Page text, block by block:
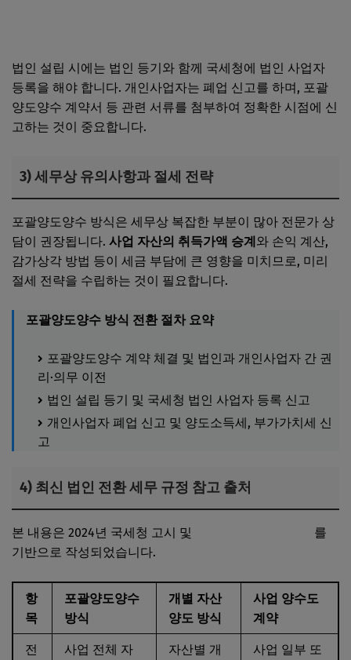
법인 설립 시에는 법인 등기와 함께 국세청에 법인 사업자
등록을 해야 합니다. 개인사업자는 폐업 신고를 하며, 포괄
양도양수 계약서 등 관련 서류를 첨부하여 정확한 시점에 신
고하는 것이 중요합니다.
3) 세무상 유의사항과 절세 전략
포괄양도양수 방식은 세무상 복잡한 부분이 많아 전문가 상
담이 권장됩니다. 사업 자산의 취득가액 승계와 손익 계산,
감가상각 방법 등이 세금 부담에 큰 영향을 미치므로, 미리
절세 전략을 수립하는 것이 필요합니다.
포괄양도양수 방식 전환 절차 요약
포괄양도양수 계약 체결 및 법인과 개인사업자 간 권
리·의무 이전
법인 설립 등기 및 국세청 법인 사업자 등록 신고
개인사업자 폐업 신고 및 양도소득세, 부가가치세 신
고
4) 최신 법인 전환 세무 규정 참고 출처
본 내용은 2024년 국세청 고시 및
를
기반으로 작성되었습니다.
항
목
포괄양도양수
방식
개별 자산
양도 방식
사업 양수도
계약
전
사업 전체 자
자산별 개
사업 일부 또